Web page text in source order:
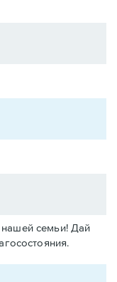
семьи! Дай